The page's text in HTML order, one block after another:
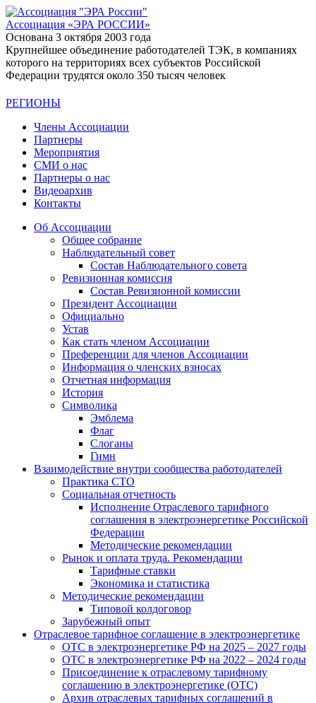
Ассоциация «ЭРА РОССИИ»
Основана 3 октября 2003 года
Крупнейшее объединение работодателей ТЭК, в компаниях
которого на территориях всех субъектов Российской
Федерации трудятся около 350 тысяч человек
РЕГИОНЫ
Члены Ассоциации
Партнеры
Мероприятия
СМИ о нас
Партнеры о нас
Видеоархив
Контакты
Об Ассоциации
Общее собрание
Наблюдательный совет
Состав Наблюдательного совета
Ревизионная комиссия
Состав Ревизионной комиссии
Президент Ассоциации
Официально
Устав
Как стать членом Ассоциации
Преференции для членов Ассоциации
Информация о членских взносах
Отчетная информация
История
Символика
Эмблема
Флаг
Слоганы
Гимн
Взаимодействие внутри сообщества работодателей
Практика СТО
Социальная отчетность
Исполнение Отраслевого тарифного
соглашения в электроэнергетике Российской
Федерации
Методические рекомендации
Рынок и оплата труда. Рекомендации
Тарифные ставки
Экономика и статистика
Методические рекомендации
Типовой колдоговор
Зарубежный опыт
Отраслевое тарифное соглашение в электроэнергетике
ОТС в электроэнергетике РФ на 2025 – 2027 годы
ОТС в электроэнергетике РФ на 2022 – 2024 годы
Присоединение к отраслевому тарифному
соглашению в электроэнергетике (ОТС)
Архив отраслевых тарифных соглашений в